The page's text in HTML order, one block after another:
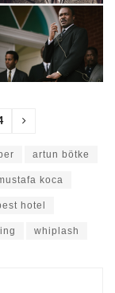
artun bötke
koca
hotel
whiplash